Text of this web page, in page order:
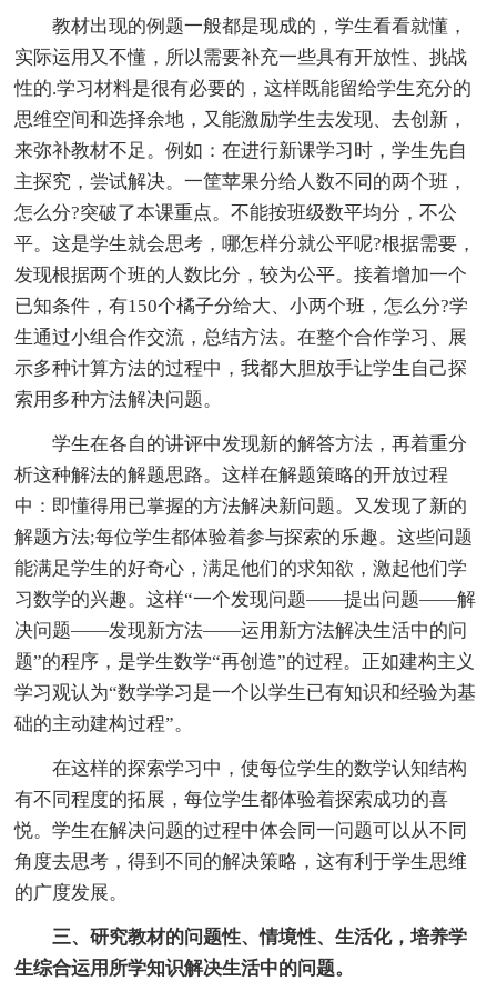
教材出现的例题一般都是现成的，学生看看就懂，
实际运用又不懂，所以需要补充一些具有开放性、挑战
性的.学习材料是很有必要的，这样既能留给学生充分的
思维空间和选择余地，又能激励学生去发现、去创新，
来弥补教材不足。例如：在进行新课学习时，学生先自
主探究，尝试解决。一筐苹果分给人数不同的两个班，
怎么分?突破了本课重点。不能按班级数平均分，不公
平。这是学生就会思考，哪怎样分就公平呢?根据需要，
发现根据两个班的人数比分，较为公平。接着增加一个
已知条件，有150个橘子分给大、小两个班，怎么分?学
生通过小组合作交流，总结方法。在整个合作学习、展
示多种计算方法的过程中，我都大胆放手让学生自己探
索用多种方法解决问题。
学生在各自的讲评中发现新的解答方法，再着重分
析这种解法的解题思路。这样在解题策略的开放过程
中：即懂得用已掌握的方法解决新问题。又发现了新的
解题方法;每位学生都体验着参与探索的乐趣。这些问题
能满足学生的好奇心，满足他们的求知欲，激起他们学
习数学的兴趣。这样“一个发现问题——提出问题——解
决问题——发现新方法——运用新方法解决生活中的问
题”的程序，是学生数学“再创造”的过程。正如建构主义
学习观认为“数学学习是一个以学生已有知识和经验为基
础的主动建构过程”。
在这样的探索学习中，使每位学生的数学认知结构
有不同程度的拓展，每位学生都体验着探索成功的喜
悦。学生在解决问题的过程中体会同一问题可以从不同
角度去思考，得到不同的解决策略，这有利于学生思维
的广度发展。
三、研究教材的问题性、情境性、生活化，培养学
生综合运用所学知识解决生活中的问题。